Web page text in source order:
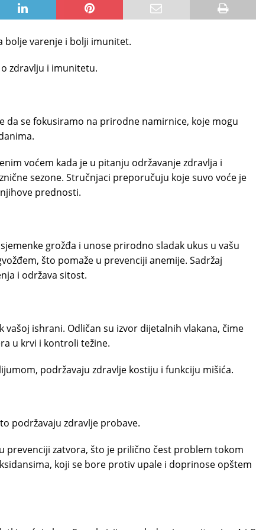
bolje varenje i bolji imunitet.
zdravlju i imunitetu.
da se fokusiramo na prirodne namirnice, koje mogu
voćem kada je u pitanju održavanje zdravlja i
sezone. Stručnjaci preporučuju koje suvo voće je
prednosti.
grožđa i unose prirodno sladak ukus u vašu
što pomaže u prevenciji anemije. Sadržaj
i održava sitost.
vašoj ishrani. Odličan su izvor dijetalnih vlakana, čime
u krvi i kontroli težine.
podržavaju zdravlje kostiju i funkciju mišića.
podržavaju zdravlje probave.
prevenciji zatvora, što je prilično čest problem tokom
koji se bore protiv upale i doprinose opštem